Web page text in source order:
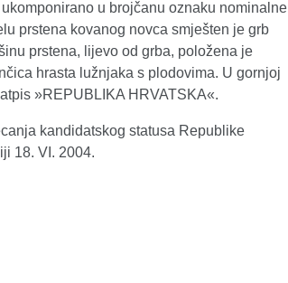
u brojčanu oznaku nominalne
prstena kovanog novca smješten je grb
prstena, lijevo od grba, položena je
hrasta lužnjaka s plodovima. U gornjoj
»REPUBLIKA HRVATSKA«.
kandidatskog statusa Republike
18. VI. 2004.